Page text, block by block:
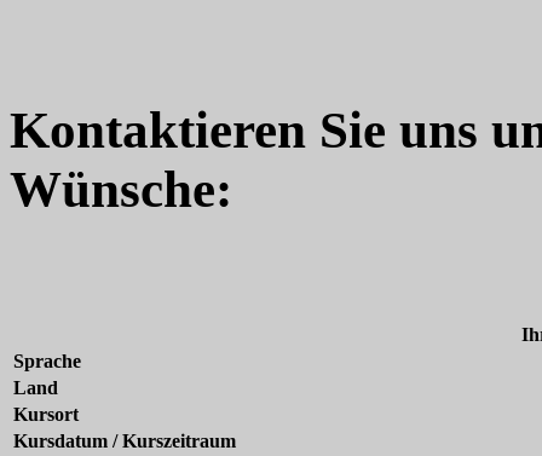
Kontaktieren Sie uns
Wünsche:
Sprache
Land
Kursort
Kursdatum / Kurszeitraum